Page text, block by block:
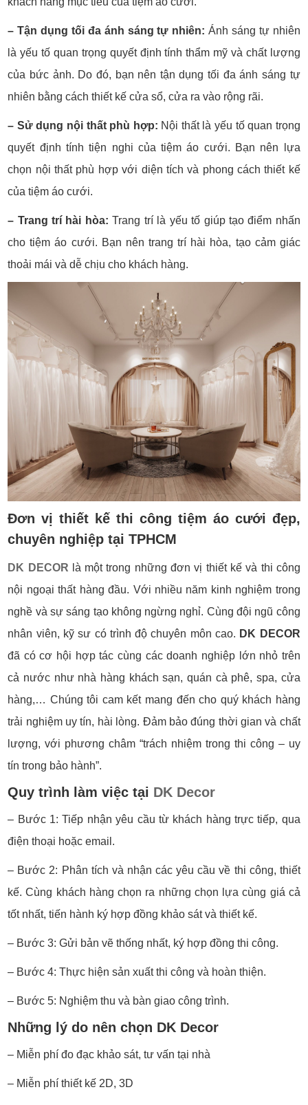
– Tận dụng tối đa ánh sáng tự nhiên: Ánh sáng tự nhiên
là yếu tố quan trọng quyết định tính thẩm mỹ và chất lượng
của bức ảnh. Do đó, bạn nên tận dụng tối đa ánh sáng tự
nhiên bằng cách thiết kế cửa sổ, cửa ra vào rộng rãi.
– Sử dụng nội thất phù hợp: Nội thất là yếu tố quan trọng
quyết định tính tiện nghi của tiệm áo cưới. Bạn nên lựa
chọn nội thất phù hợp với diện tích và phong cách thiết kế
của tiệm áo cưới.
– Trang trí hài hòa: Trang trí là yếu tố giúp tạo điểm nhấn
cho tiệm áo cưới. Bạn nên trang trí hài hòa, tạo cảm giác
thoải mái và dễ chịu cho khách hàng.
Đơn vị thiết kế thi công tiệm áo cưới đẹp,
chuyên nghiệp tại TPHCM
DK DECOR là một trong những đơn vị thiết kế và thi công
nội ngoại thất hàng đầu. Với nhiều năm kinh nghiệm trong
nghề và sự sáng tạo không ngừng nghỉ. Cùng đội ngũ công
nhân viên, kỹ sư có trình độ chuyên môn cao. DK DECOR
đã có cơ hội hợp tác cùng các doanh nghiệp lớn nhỏ trên
cả nước như nhà hàng khách sạn, quán cà phê, spa, cửa
hàng,… Chúng tôi cam kết mang đến cho quý khách hàng
trải nghiệm uy tín, hài lòng. Đảm bảo đúng thời gian và chất
lượng, với phương châm “trách nhiệm trong thi công – uy
tín trong bảo hành”.
Quy trình làm việc tại DK Decor
– Bước 1: Tiếp nhận yêu cầu từ khách hàng trực tiếp, qua
điện thoại hoặc email.
– Bước 2: Phân tích và nhận các yêu cầu về thi công, thiết
kế. Cùng khách hàng chọn ra những chọn lựa cùng giá cả
tốt nhất, tiến hành ký hợp đồng khảo sát và thiết kế.
– Bước 3: Gửi bản vẽ thống nhất, ký hợp đồng thi công.
– Bước 4: Thực hiện sản xuất thi công và hoàn thiện.
– Bước 5: Nghiệm thu và bàn giao công trình.
Những lý do nên chọn DK Decor
– Miễn phí đo đạc khảo sát, tư vấn tại nhà
– Miễn phí thiết kế 2D, 3D